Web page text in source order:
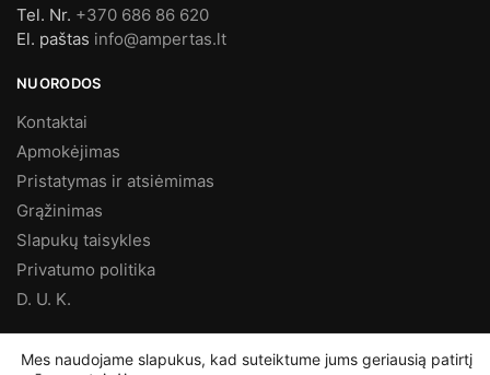
Tel. Nr. +370 686 86 620
El. paštas info@ampertas.lt
NUORODOS
Kontaktai
Apmokėjimas
Pristatymas ir atsiėmimas
Grąžinimas
Slapukų taisykles
Privatumo politika
D. U. K.
Mes naudojame slapukus, kad suteiktume jums geriausią patirtį